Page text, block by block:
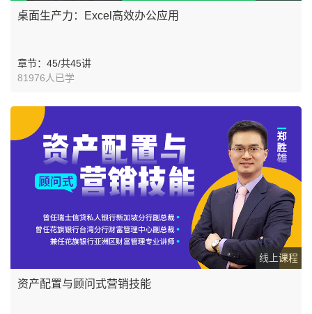
桌面生产力：Excel高效办公应用
章节：45/共45讲
81976人已学
线上课程
资产配置与顾问式营销技能